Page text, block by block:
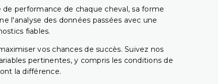
performance de chaque cheval, sa forme
l'analyse des données passées avec une
fiables.
vos chances de succès. Suivez nos
pertinentes, y compris les conditions de
la différence.